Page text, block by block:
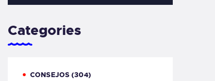
Categories
CONSEJOS (304)